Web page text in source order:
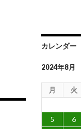
まとめ カレンダー
2024年8月
月 火
5
6